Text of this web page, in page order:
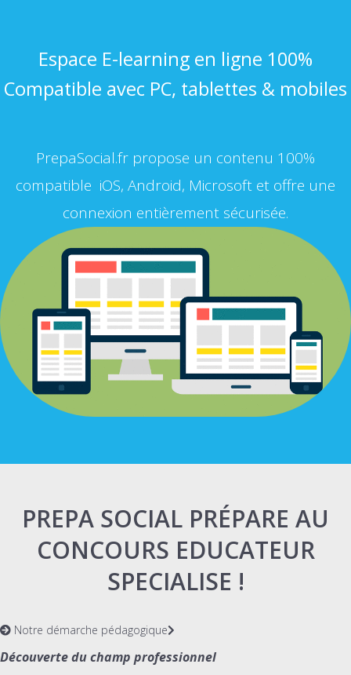
Espace E-learning en ligne 100%
Compatible avec PC, tablettes & mobiles
PrepaSocial.fr propose un contenu 100%
compatible iOS, Android, Microsoft et offre une
connexion entièrement sécurisée.
PREPA SOCIAL PRÉPARE AU
CONCOURS EDUCATEUR
SPECIALISE !
Notre démarche pédagogique
Découverte du champ professionnel